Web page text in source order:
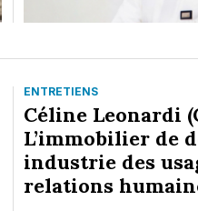
ENTRETIENS
Céline Leonardi
L’immobilier de
industrie des
relations